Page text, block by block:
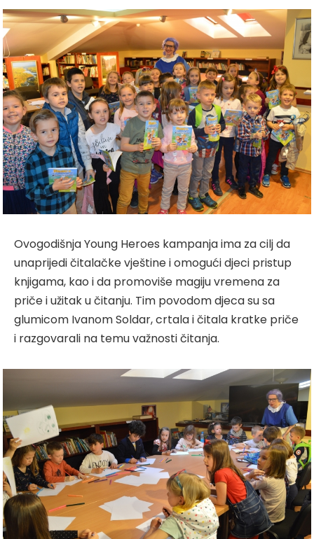
Ovogodišnja Young Heroes kampanja ima za cilj da
unaprijedi čitalačke vještine i omogući djeci pristup
knjigama, kao i da promoviše magiju vremena za
priče i užitak u čitanju. Tim povodom djeca su sa
glumicom Ivanom Soldar, crtala i čitala kratke priče
i razgovarali na temu važnosti čitanja.